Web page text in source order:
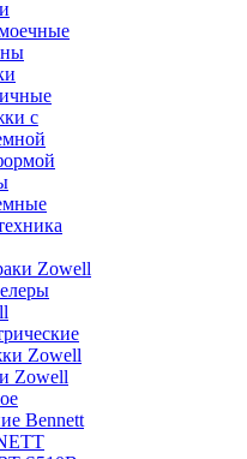
с
Zowell
Zowell
Zowell
Bennett